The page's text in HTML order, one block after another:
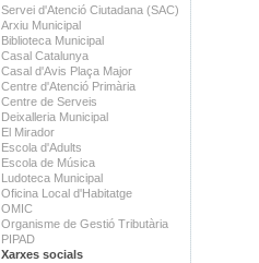
Servei d'Atenció Ciutadana (SAC)
Arxiu Municipal
Biblioteca Municipal
Casal Catalunya
Casal d'Avis Plaça Major
Centre d'Atenció Primària
Centre de Serveis
Deixalleria Municipal
El Mirador
Escola d'Adults
Escola de Música
Ludoteca Municipal
Oficina Local d'Habitatge
OMIC
Organisme de Gestió Tributària
PIPAD
Xarxes socials